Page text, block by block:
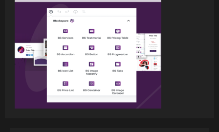
पवन सिंह का बॉलीवुड में महाधमाका, ‘सिर्फ आपके’
की शूटिंग लखनऊ और भोपाल में हुई पूरी”
नेहा म्यूजिक वर्ल्ड पर रिलीज हुआ भोजपुरी गीत
जिंदगी जियल छोड़ देहब, दर्शकों का मिल रहा भरपूर
प्यार
July 6, 2026